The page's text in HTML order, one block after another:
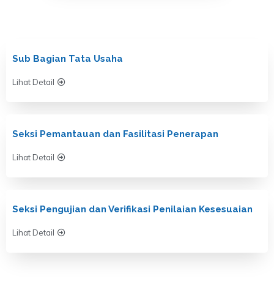
Sub Bagian Tata Usaha
Lihat Detail
Seksi Pemantauan dan Fasilitasi Penerapan
Lihat Detail
Seksi Pengujian dan Verifikasi Penilaian Kesesuaian
Lihat Detail